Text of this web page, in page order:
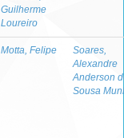
Guilherme
Loureiro
Motta, Felipe
Soares,
Alexandre
Anderson
Sousa